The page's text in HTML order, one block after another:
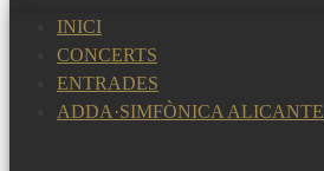
INICI
CONCERTS
ENTRADES
ADDA·SIMFÒNICA ALICANTE